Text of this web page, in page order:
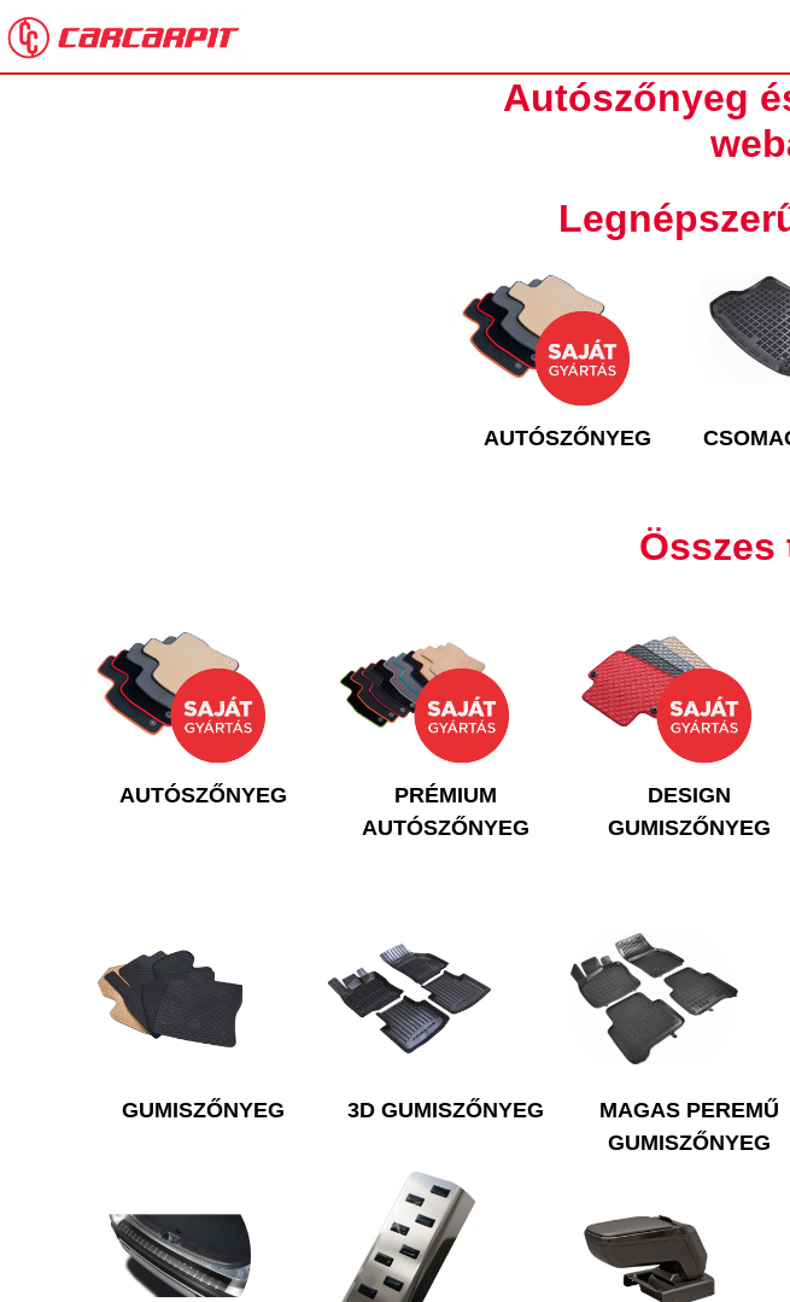
Autószőnyeg
AUTÓSZŐNYEG
Összes
AUTÓSZŐNYEG
PRÉMIUM
AUTÓSZŐNYEG
DESIGN
GUMISZŐNYEG
GUMISZŐNYEG 3D GUMISZŐNYEG
MAGAS PEREMŰ
GUMISZŐNYEG